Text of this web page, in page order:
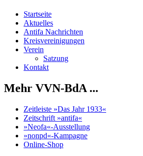
Startseite
Aktuelles
Antifa Nachrichten
Kreisvereinigungen
Verein
Satzung
Kontakt
Mehr VVN-BdA ...
Zeitleiste »Das Jahr 1933«
Zeitschrift »antifa«
»Neofa«-Ausstellung
»nonpd«-Kampagne
Online-Shop